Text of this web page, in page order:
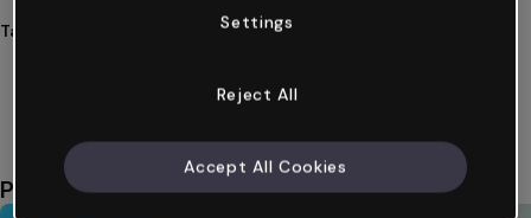
Tags
Mostra altro (22)
Potrebbe piacerti anche
Settings
Reject All
Accept All Cookies